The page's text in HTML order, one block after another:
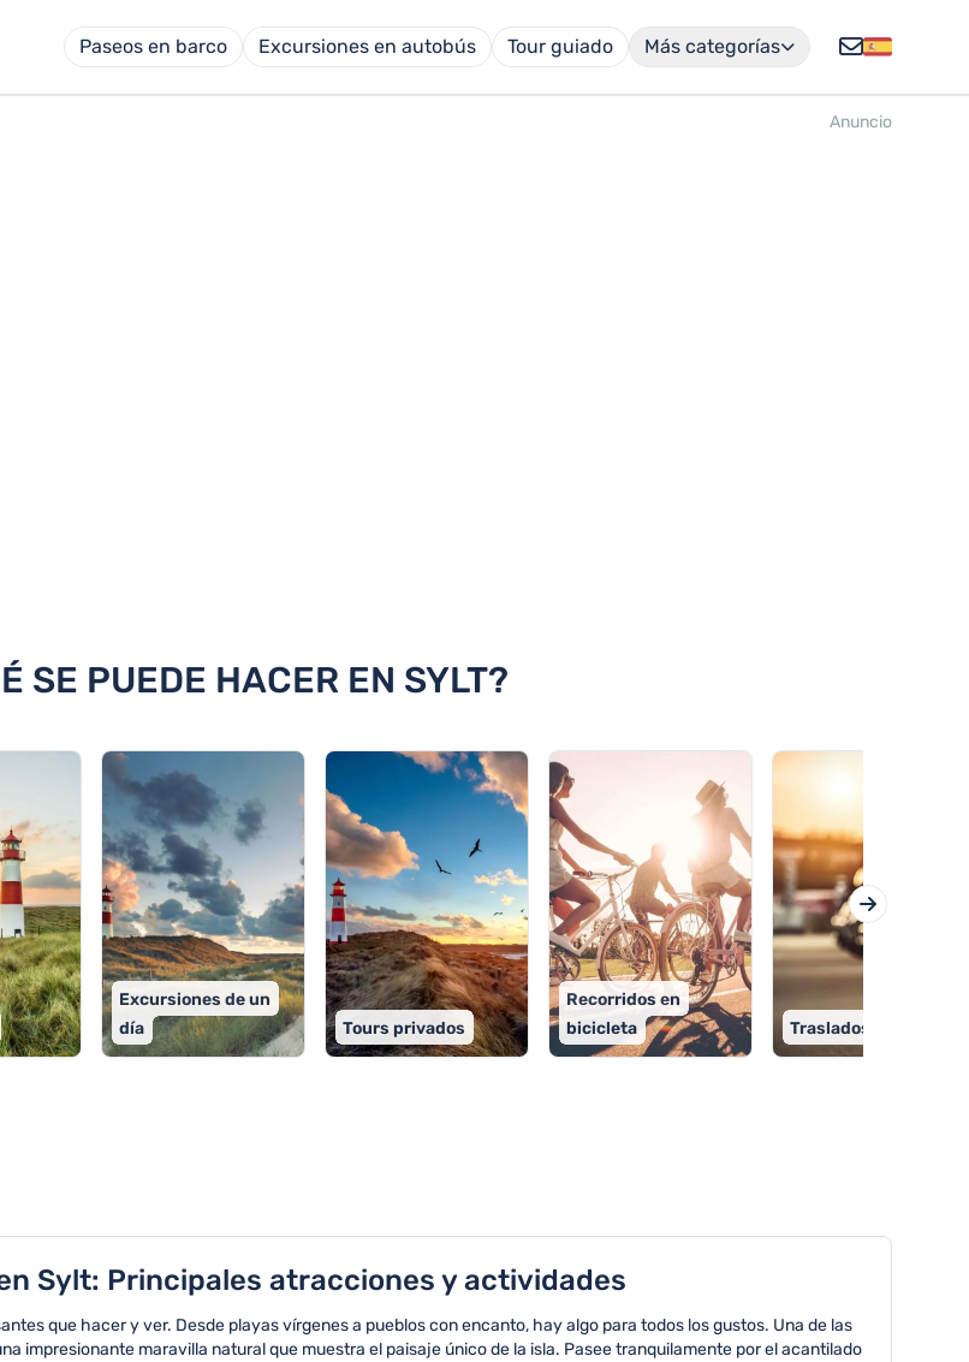
Paseos en barco Excursiones en autobús Tour guiado Más categorías
Anuncio
SE PUEDE HACER EN SYLT?
Excursiones de un
día
Tours privados
Recorridos en
bicicleta
Traslados
Sylt: Principales atracciones y actividades
que hacer y ver. Desde playas vírgenes a pueblos con encanto, hay algo para todos los gustos. Una de las
impresionante maravilla natural que muestra el paisaje único de la isla. Pasee tranquilamente por el acantilado